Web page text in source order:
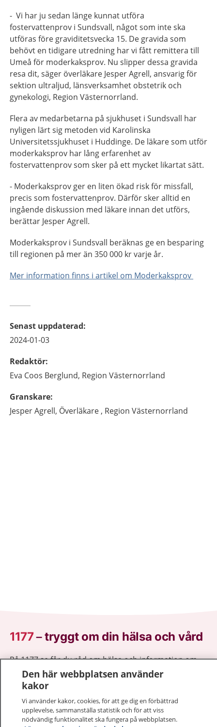
- Vi har ju sedan länge kunnat utföra
fostervattenprov i Sundsvall, något som inte ska
utföras före graviditetsvecka 15. De gravida som
behövt en tidigare utredning har vi fått remittera till
Umeå för moderkaksprov. Nu slipper dessa gravida
resa dit, säger överläkare Jesper Agrell, ansvarig för
sektion ultraljud, länsverksamhet obstetrik och
gynekologi, Region Västernorrland.
Flera av medarbetarna på sjukhuset i Sundsvall har
nyligen lärt sig metoden vid Karolinska
Universitetssjukhuset i Huddinge. De läkare som utför
moderkaksprov har lång erfarenhet av
fostervattenprov som sker på ett mycket likartat sätt.
- Moderkaksprov ger en liten ökad risk för missfall,
precis som fostervattenprov. Därför sker alltid en
ingående diskussion med läkare innan det utförs,
berättar Jesper Agrell.
Moderkaksprov i Sundsvall beräknas ge en besparing
till regionen på mer än 350 000 kr varje år.
Mer information finns i artikel om Moderkaksprov
Senast uppdaterad:
2024-01-03
Redaktör:
Eva Coos Berglund, Region Västernorrland
Granskare:
JesperAgrell, Överläkare , Region Västernorrland
1177–tryggt om din hälsa och vård
På 1177.se får du råd om hälsa och information om
sjukdomar och vilka mottagningar du kan kontakta.
Logga in för att läsa din journal och göra dina
sjukvårdsrådgivning dygnet runt.
1177 ger dig råd när du vill må bättre.
Den här webbplatsen använder
kakor
Vi använder kakor, cookies, för att ge dig en förbättrad
upplevelse, sammanställa statistik och för att viss
nödvändig funktionalitet ska fungera på webbplatsen.